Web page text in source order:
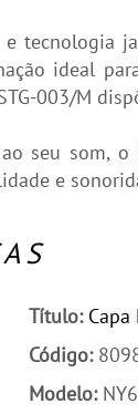
ideal
003/M
seu som,
e
Título:
Código:
Modelo: